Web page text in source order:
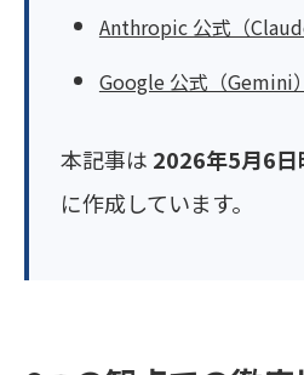
Anthropic 公式（
Google 公式（Gemini）
本記事は 2026年5月6日
に作成しています。